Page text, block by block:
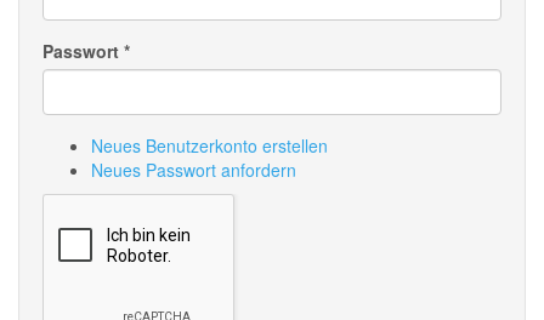
Passwort *
Neues Benutzerkonto erstellen
Neues Passwort anfordern